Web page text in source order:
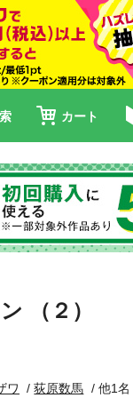
カート
（２）
ワ 荻原数馬 他1名